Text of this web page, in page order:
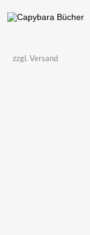
zzgl. Versand